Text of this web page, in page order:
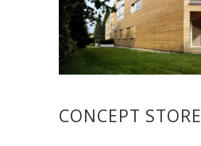
CONCEPT STORE